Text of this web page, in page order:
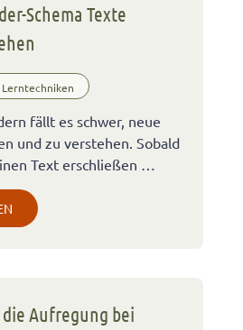
Schema Texte
fällt es schwer, neue
und zu verstehen. Sobald
Text erschließen …
die Aufregung bei